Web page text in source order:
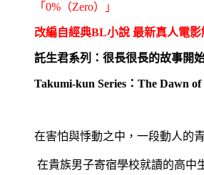
「 0% （Zero）」
改編自經典BL小說 最新真人電
託生君系列：很長很長的故事開
Takumi-kun Series ： The Dawn of
在害怕與悸動之中，一段動人的
在貴族男子寄宿學校就讀的高中